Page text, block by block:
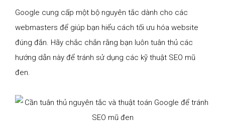
Google cung cấp một bộ nguyên tắc dành cho các
webmasters để giúp bạn hiểu cách tối ưu hóa website
đúng đắn. Hãy chắc chắn rằng bạn luôn tuân thủ các
hướng dẫn này để tránh sử dụng các kỹ thuật SEO mũ
đen.